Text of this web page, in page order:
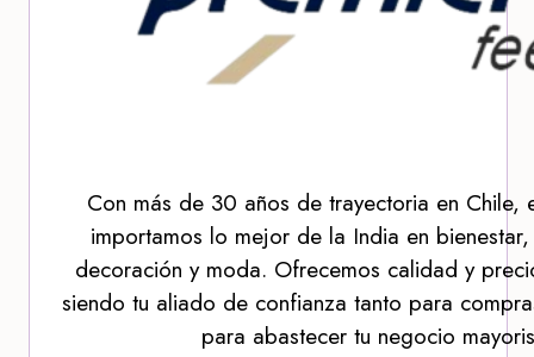
Con más de 30 años de trayectoria en Chile,
importamos lo mejor de la India en
decoración y moda. Ofrecemos calidad y
siendo tu aliado de confianza tanto para
para abastecer tu negocio